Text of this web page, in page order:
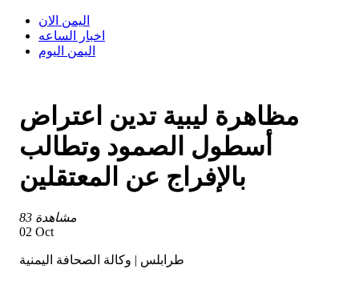
اليمن الان
اخبار الساعه
اليمن اليوم
مظاهرة ليبية تدين اعتراض
أسطول الصمود وتطالب
بالإفراج عن المعتقلين
83 مشاهدة
02 Oct
طرابلس | وكالة الصحافة اليمنية